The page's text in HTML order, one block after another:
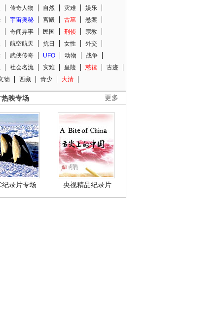
传奇人物 自然 灾难
娱乐
宇宙奥秘 宫殿 古墓
悬案
奇闻异事 民国 刑侦
宗教
航空航天 抗日 女性
外交
武侠传奇 UFO 动物
战争
社会名流 灾难 皇陵 慈禧
古迹
物
西藏 青少 大清
更多
映专场
纪录片专场 央视精品纪录片